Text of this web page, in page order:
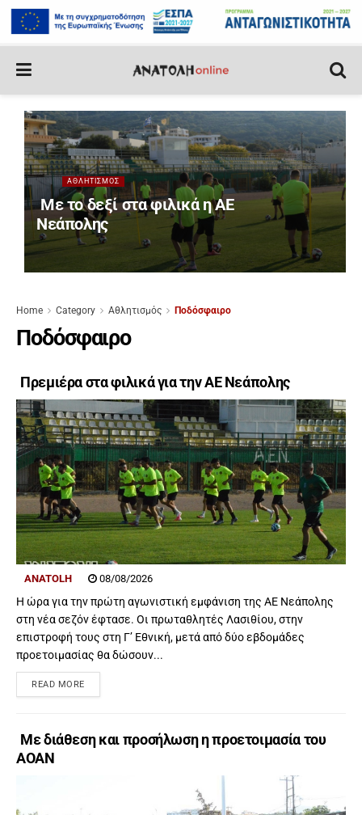
ΑΘΛΗΤΙΣΜΌΣ
Με το δεξί στα φιλικά η ΑΕ
Νεάπολης
Home Category Αθλητισμός Ποδόσφαιρο
Ποδόσφαιρο
Πρεμιέρα στα φιλικά για την ΑΕ Νεάπολης
ANATOLH 08/08/2026
Η ώρα για την πρώτη αγωνιστική εμφάνιση της ΑΕ Νεάπολης
στη νέα σεζόν έφτασε. Οι πρωταθλητές Λασιθίου, στην
επιστροφή τους στη Γ’ Εθνική, μετά από δύο εβδομάδες
προετοιμασίας θα δώσουν...
READ MORE
Με διάθεση και προσήλωση η προετοιμασία του
ΑΟΑΝ